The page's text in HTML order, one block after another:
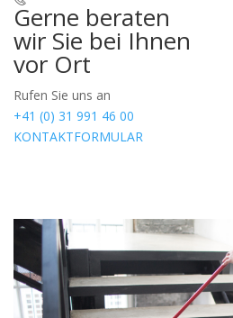
Gerne beraten
wir Sie bei Ihnen
vor Ort
Rufen Sie uns an
+41 (0) 31 991 46 00
KONTAKTFORMULAR